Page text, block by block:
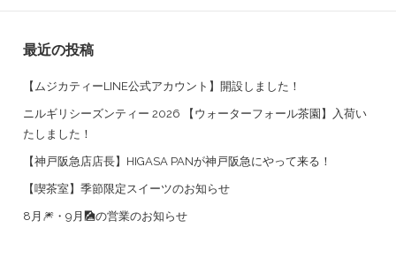
最近の投稿
【ムジカティーLINE公式アカウント】開設しました！
ニルギリシーズンティー 2026 【ウォーターフォール茶園】入荷い
たしました！
【神戸阪急店店長】HIGASA PANが神戸阪急にやって来る！
【喫茶室】季節限定スイーツのお知らせ
8月🎆・9月🎑の営業のお知らせ